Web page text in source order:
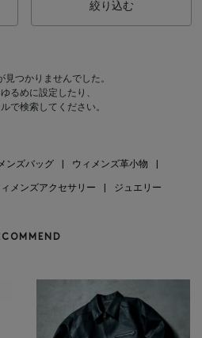
絞り込む
見つかりませんでした。
るめに設定したり、
で検索してください。
ンズバッグ ウィメンズ革小物
ィメンズアクセサリー ジュエリー